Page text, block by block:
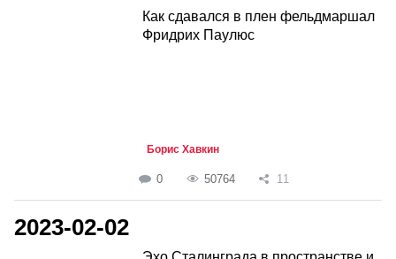
Как сдавался в плен фельдмаршал
Фридрих Паулюс
Борис Хавкин
0 50764 11
2023-02-02